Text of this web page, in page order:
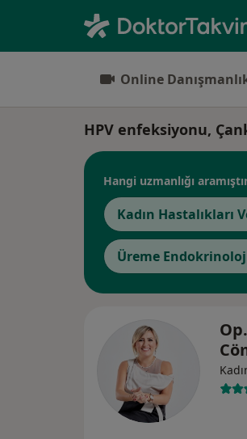
Online
HPV enfeksiyonu,
Hangi uzmanlığı
Kadın Hastalıkları
Üreme